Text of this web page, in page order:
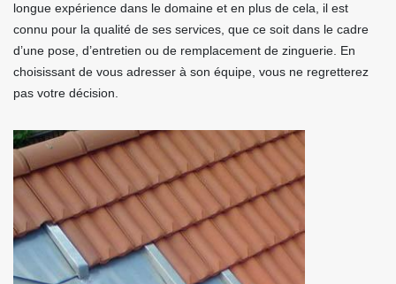
longue expérience dans le domaine et en plus de cela, il est
connu pour la qualité de ses services, que ce soit dans le cadre
d’une pose, d’entretien ou de remplacement de zinguerie. En
choisissant de vous adresser à son équipe, vous ne regretterez
pas votre décision.